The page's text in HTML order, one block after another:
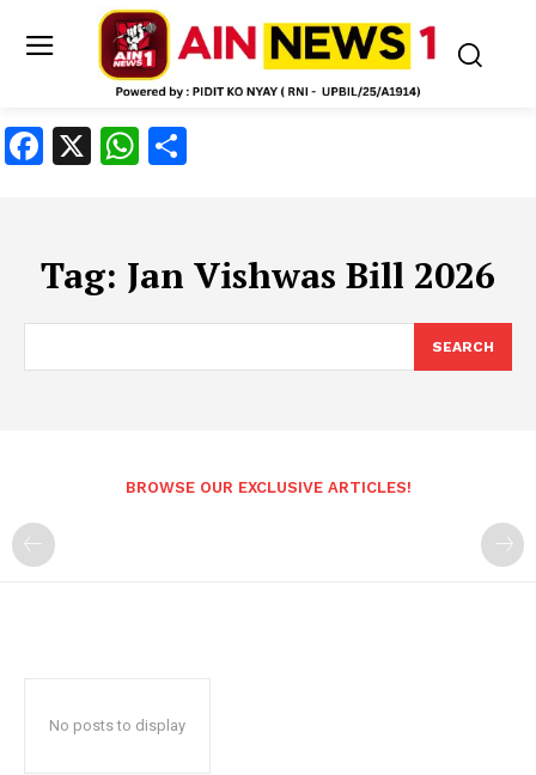
Facebook
X WhatsApp
Tag: Jan Vishwas Bill 2026
SEARCH
BROWSE OUR EXCLUSIVE ARTICLES!
No posts to display